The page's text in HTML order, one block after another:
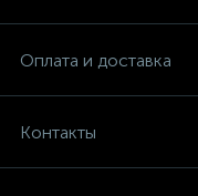
Оплата и доставка
Контакты